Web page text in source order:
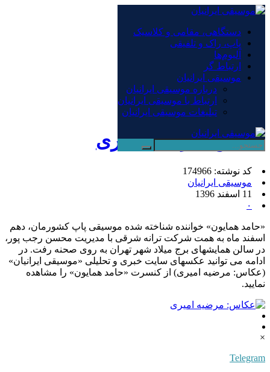
دستگاهی، مقامی و کلاسیک
پاپ، راک و تلفیقی
آلبوم‌ها
ارتباط گر
موسیقی ایرانیان
درباره موسیقی ایرانیان
ارتباط با موسیقی ایرانیان
تبلیغات موسیقی ایرانیان
×
دستگاهی، مقامی و کلاسیک
پاپ، راک و تلفیقی
آلبوم‌ها
ارتباط گر
موسیقی ایرانیان
صفحه نخست/پاپ، راک و تلفیقی
عکاس: مرضیه امیری
کد نوشته: 174966
موسیقی ایرانیان
11 اسفند 1396
۰
«حامد همایون» خواننده شناخته شده موسیقی پاپ کشورمان، دهم
اسفند ماه به همت شرکت ترانه شرقی با مدیریت محسن رجب پور،
در سالن همایشهای برج میلاد شهر تهران به روی صحنه رفت. در
ادامه می توانید عکسهای سایت خبری و تحلیلی «موسیقی ایرانیان»
(عکاس: مرضیه امیری) از کنسرت «حامد همایون» را مشاهده
نمایید.
×
Telegram